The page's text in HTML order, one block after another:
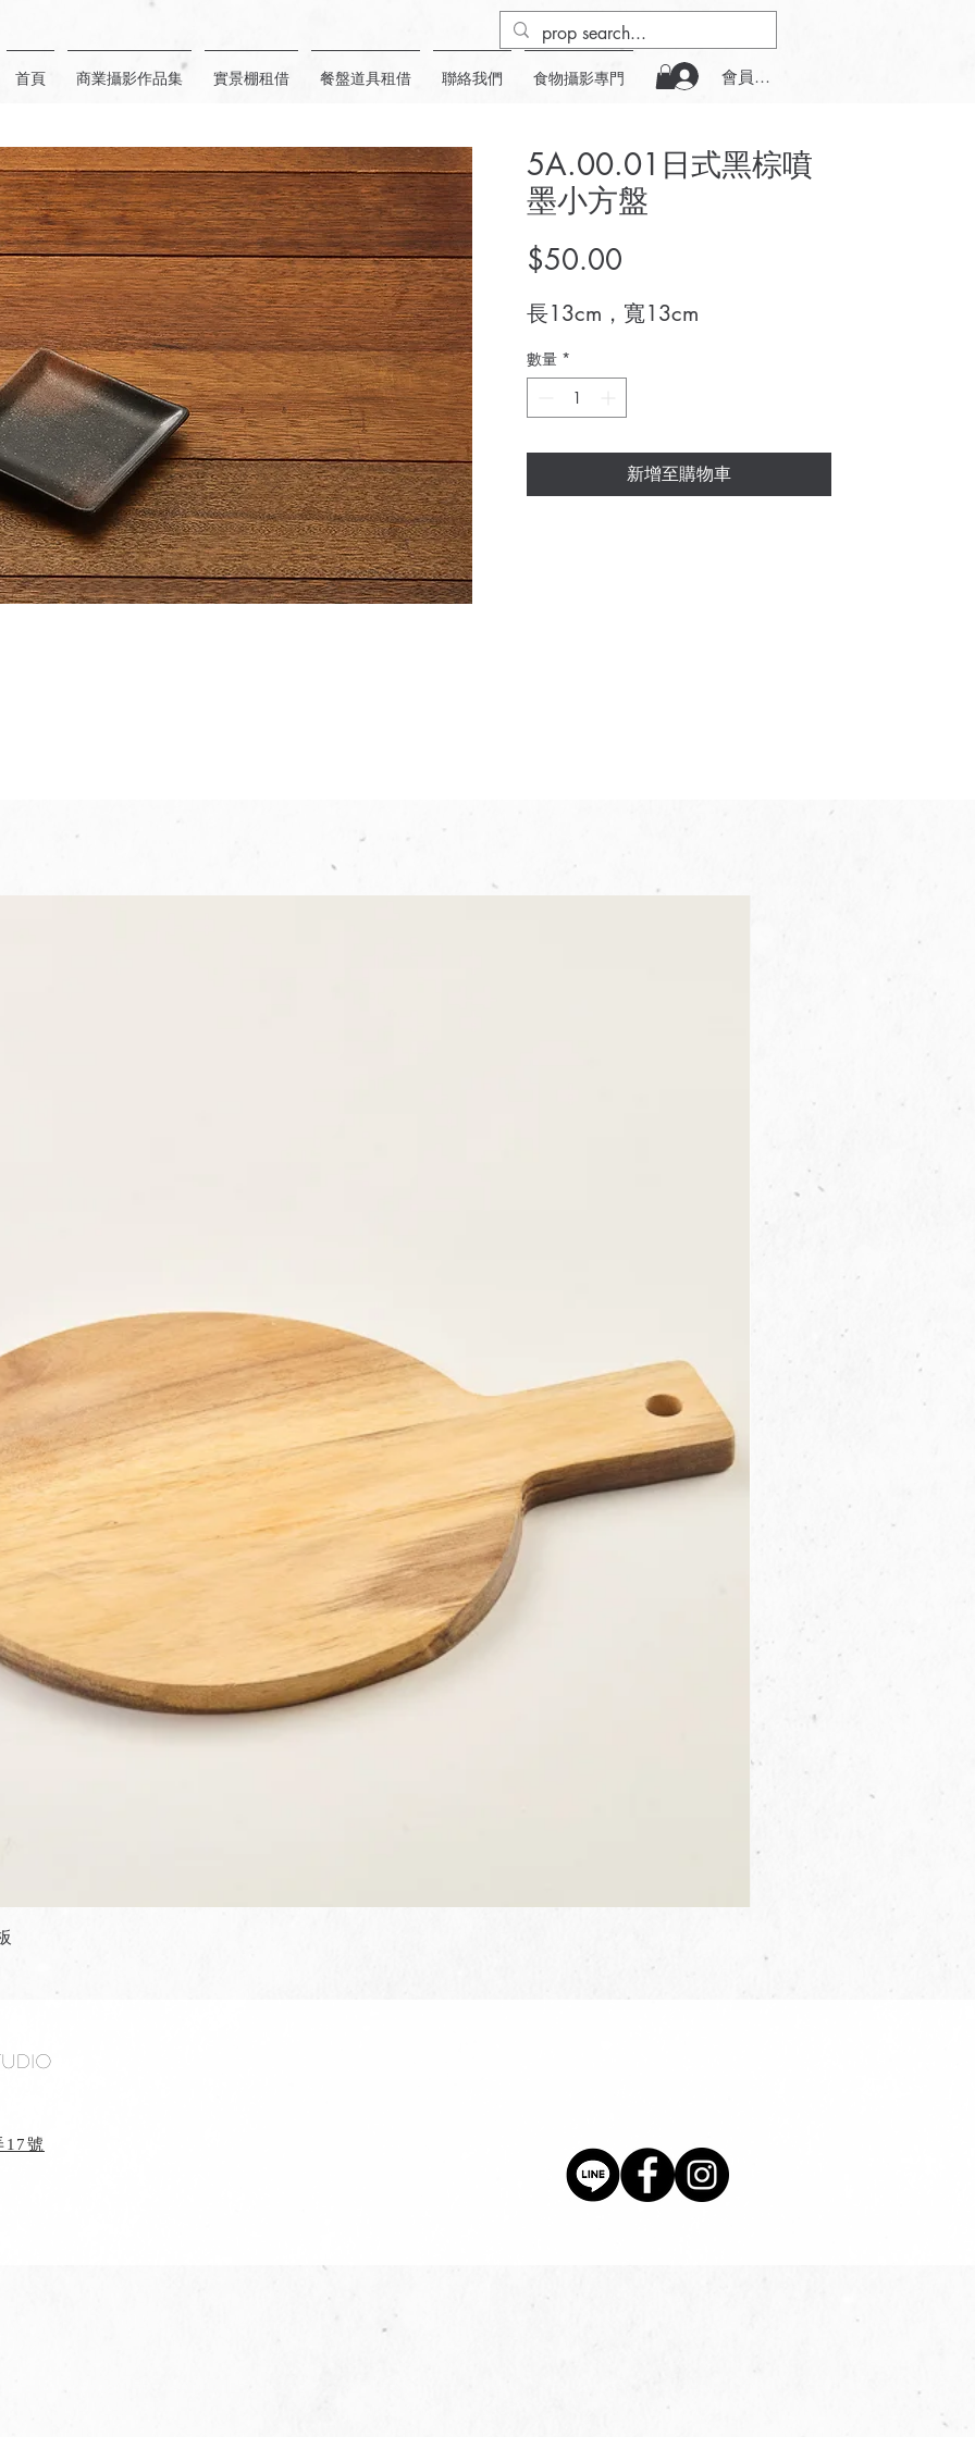
首頁 商業攝影作品集 實景棚租借 餐盤道具租借 聯絡我們 食物攝影專門 會員登入
5A.00.01日式黑棕噴
墨小方盤
$50.00
格
長13cm，寬13cm
數量 *
新增至購物車
價格
$80.00
17號